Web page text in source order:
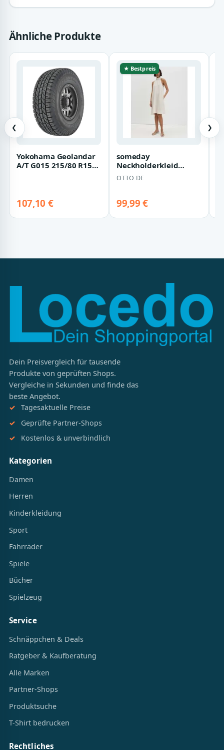
Ähnliche Produkte
❮
Yokohama Geolandar
A/T G015 215/80 R15
107,10 €
★ Bestpreis
someday
Neckholderkleid
Qileen aus Webware
mit All-Over-Print
OTTO DE
99,99 €
❯
Dein Preisvergleich für tausende
Produkte von geprüften Shops.
Vergleiche in Sekunden und finde das
beste Angebot.
Tagesaktuelle Preise
Geprüfte Partner-Shops
Kostenlos & unverbindlich
Kategorien
Damen
Herren
Kinderkleidung
Sport
Fahrräder
Spiele
Bücher
Spielzeug
Service
Schnäppchen & Deals
Ratgeber & Kaufberatung
Alle Marken
Partner-Shops
Produktsuche
T-Shirt bedrucken
Rechtliches